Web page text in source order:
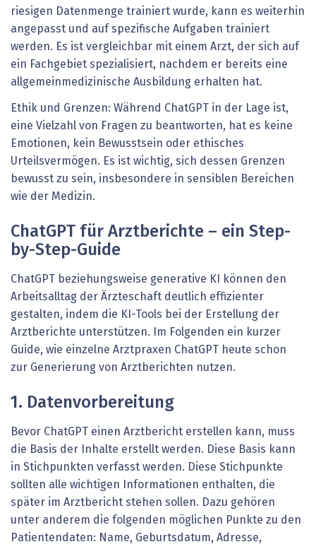
riesigen Datenmenge trainiert wurde, kann es weiterhin
angepasst und auf spezifische Aufgaben trainiert
werden. Es ist vergleichbar mit einem Arzt, der sich auf
ein Fachgebiet spezialisiert, nachdem er bereits eine
allgemeinmedizinische Ausbildung erhalten hat.
Ethik und Grenzen: Während ChatGPT in der Lage ist,
eine Vielzahl von Fragen zu beantworten, hat es keine
Emotionen, kein Bewusstsein oder ethisches
Urteilsvermögen. Es ist wichtig, sich dessen Grenzen
bewusst zu sein, insbesondere in sensiblen Bereichen
wie der Medizin.
ChatGPT für Arztberichte – ein Step-
by-Step-Guide
ChatGPT beziehungsweise generative KI können den
Arbeitsalltag der Ärzteschaft deutlich effizienter
gestalten, indem die KI-Tools bei der Erstellung der
Arztberichte unterstützen. Im Folgenden ein kurzer
Guide, wie einzelne Arztpraxen ChatGPT heute schon
zur Generierung von Arztberichten nutzen.
1. Datenvorbereitung
Bevor ChatGPT einen Arztbericht erstellen kann, muss
die Basis der Inhalte erstellt werden. Diese Basis kann
in Stichpunkten verfasst werden. Diese Stichpunkte
sollten alle wichtigen Informationen enthalten, die
später im Arztbericht stehen sollen. Dazu gehören
unter anderem die folgenden möglichen Punkte zu den
Patientendaten: Name, Geburtsdatum, Adresse,